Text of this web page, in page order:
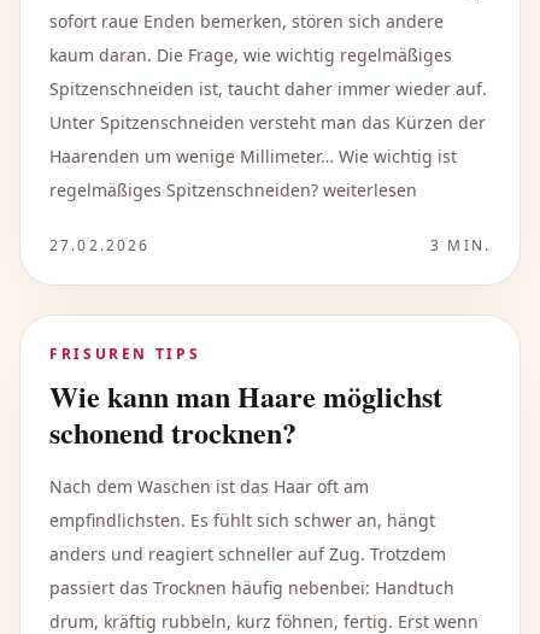
sofort raue Enden bemerken, stören sich andere
kaum daran. Die Frage, wie wichtig regelmäßiges
Spitzenschneiden ist, taucht daher immer wieder auf.
Unter Spitzenschneiden versteht man das Kürzen der
Haarenden um wenige Millimeter… Wie wichtig ist
regelmäßiges Spitzenschneiden? weiterlesen
27.02.2026 3 MIN.
FRISUREN TIPS
Wie kann man Haare möglichst
schonend trocknen?
Nach dem Waschen ist das Haar oft am
empfindlichsten. Es fühlt sich schwer an, hängt
anders und reagiert schneller auf Zug. Trotzdem
passiert das Trocknen häufig nebenbei: Handtuch
drum, kräftig rubbeln, kurz föhnen, fertig. Erst wenn